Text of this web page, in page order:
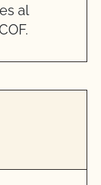
al